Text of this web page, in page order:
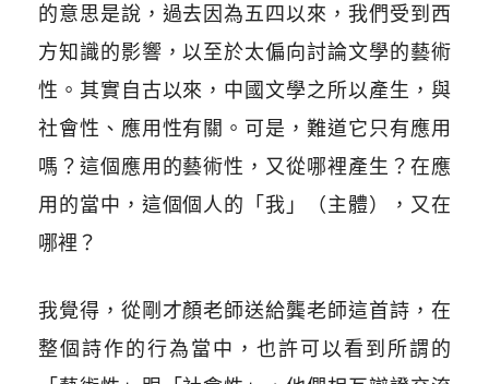
的意思是說，過去因為五四以來，我們受到西
方知識的影響，以至於太偏向討論文學的藝術
性。其實自古以來，中國文學之所以產生，與
社會性、應用性有關。可是，難道它只有應用
嗎？這個應用的藝術性，又從哪裡產生？在應
用的當中，這個個人的「我」（主體），又在
哪裡？
我覺得，從剛才顏老師送給龔老師這首詩，在
整個詩作的行為當中，也許可以看到所謂的